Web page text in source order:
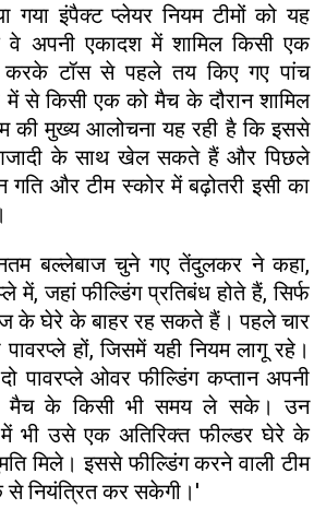
इंपैक्ट प्लेयर नियम टीमों को यह
वे अपनी एकादश में शामिल किसी एक
करके टॉस से पहले तय किए गए पांच
में से किसी एक को मैच के दौरान शामिल
मुख्य आलोचना यह रही है कि इससे
के साथ खेल सकते हैं और पिछले
गति और टीम स्कोर में बढ़ोतरी इसी का
बल्लेबाज चुने गए तेंदुलकर ने कहा,
में, जहां फील्डिंग प्रतिबंध होते हैं, सिर्फ
के घेरे के बाहर रह सकते हैं। पहले चार
हों, जिसमें यही नियम लागू रहे।
पावरप्ले ओवर फील्डिंग कप्तान अपनी
मैच के किसी भी समय ले सके। उन
में भी उसे एक अतिरिक्त फील्डर घेरे के
मिले। इससे फील्डिंग करने वाली टीम
से नियंत्रित कर सकेगी।'